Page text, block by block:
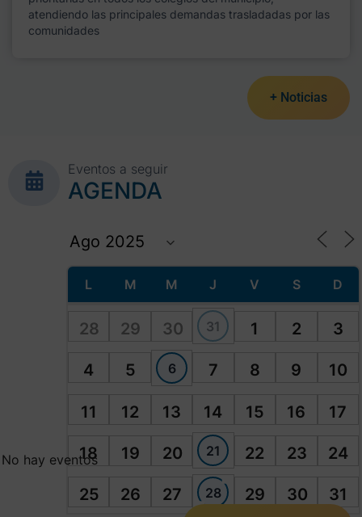
atendiendo las principales demandas trasladadas por las
comunidades
+ Noticias
Eventos a seguir
AGENDA
L M M J V S D
28 29 30 31 1 2 3
4 5 6 7 8 9 10
11 12 13 14 15 16 17
18 19 20 21 22 23 24
25 26 27 28 29 30 31
No hay eventos